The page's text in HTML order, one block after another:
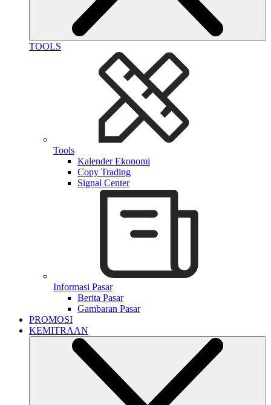
TOOLS
Tools
Kalender Ekonomi
Copy Trading
Signal Center
Informasi Pasar
Berita Pasar
Gambaran Pasar
PROMOSI
KEMITRAAN